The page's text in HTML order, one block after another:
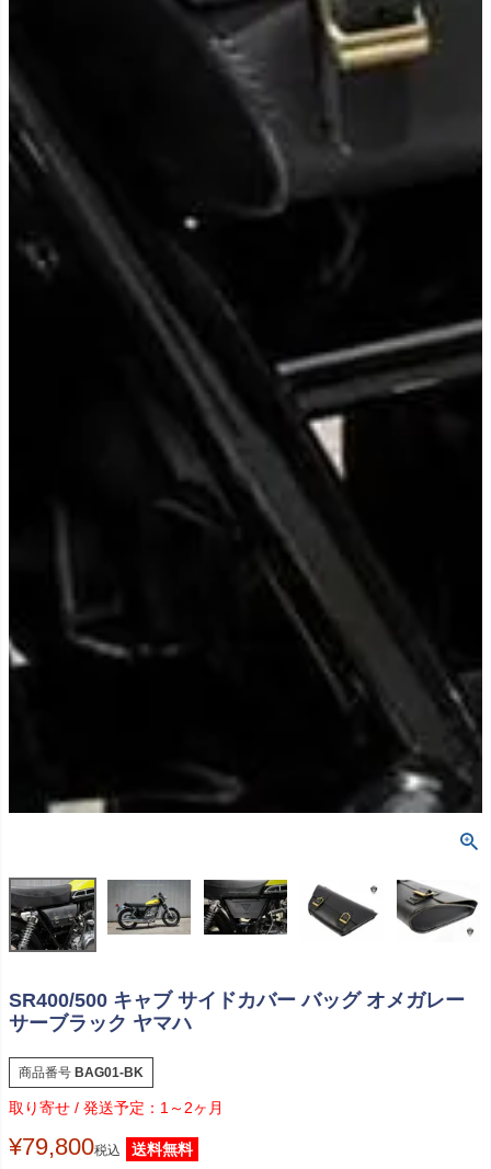
SR400/500 キャブ サイドカバー バッグ オメガレー
サーブラック ヤマハ
商品番号 BAG01-BK
1～2ヶ月
¥79,800税込 送料無料